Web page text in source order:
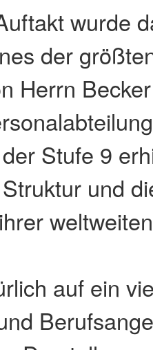
wurde
der
Herrn
Stufe 9
und
auf ein